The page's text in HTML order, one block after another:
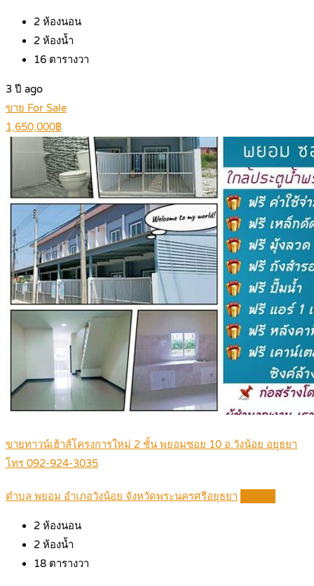
2 ห้องนอน
2 ห้องน้ำ
16 ตารางวา
3 ปี ago
ขาย For Sale
1,650,000฿
ขายทาวน์เฮ้าส์โครงการใหม่ 2 ชั้น พยอมซอย 10 อ.วังน้อย อยุธยา
โทร 092-924-3035
ตำบล พยอม อำเภอวังน้อย จังหวัดพระนครศรีอยุธยา
2 ห้องนอน
2 ห้องน้ำ
18 ตารางวา